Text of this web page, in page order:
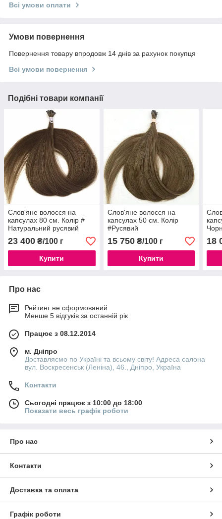
Всі умови оплати
Умови повернення
Повернення товару впродовж 14 днів за рахунок покупця
Всі умови повернення
Подібні товари компанії
Слов'яне волосся на
капсулах 80 см. Колір #
Натуральний русявий
23 400 ₴/100 г
Купити
Слов'яне волосся на
капсулах 50 см. Колір
#Русявий
15 750₴/100 г
Купити
18
Про нас
Рейтинг не сформований
Менше 5 відгуків за останній рік
Працює з 08.12.2014
м. Дніпро
Доставляємо по Україні та всьому світу! Адреса салона
вул. Воскресенськ (Леніна), 46., Дніпро, Україна
Контакти
Сьогодні працює з 10:00 до 18:00
Показати весь графік роботи
Про нас
Контакти
Доставка та оплата
Графік роботи